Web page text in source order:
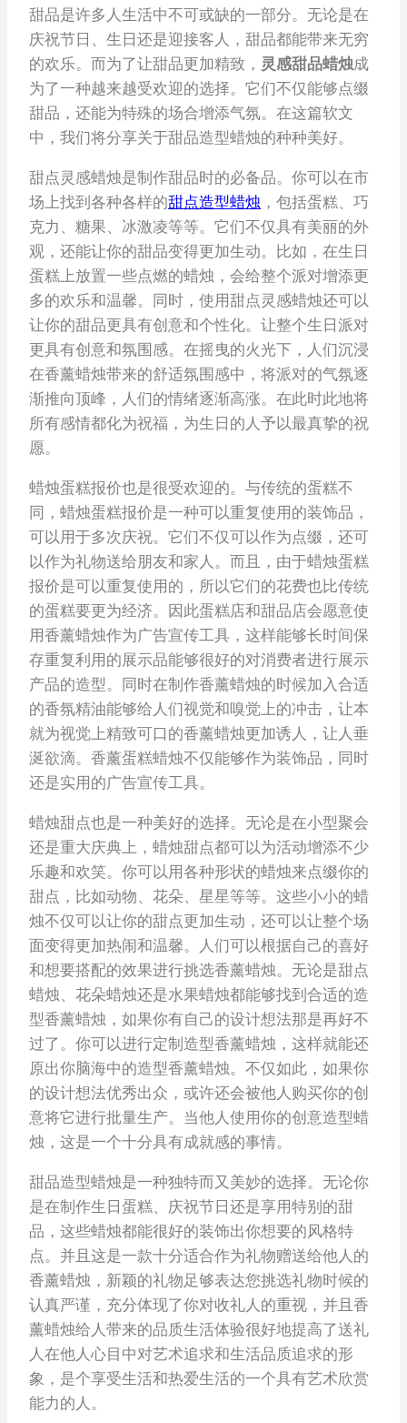
甜品是许多人生活中不可或缺的一部分。无论是在
庆祝节日、生日还是迎接客人，甜品都能带来无穷
的欢乐。而为了让甜品更加精致， 灵感甜品蜡烛成
为了一种越来越受欢迎的选择。它们不仅能够点缀
甜品，还能为特殊的场合增添气氛。在这篇软文
中，我们将分享关于甜品造型蜡烛的种种美好。
甜点灵感蜡烛是制作甜品时的必备品。你可以在市
场上找到各种各样的甜点造型蜡烛 ，包括蛋糕、巧
克力、糖果、冰激凌等等。它们不仅具有美丽的外
观，还能让你的甜品变得更加生动。比如，在生日
蛋糕上放置一些点燃的蜡烛，会给整个派对增添更
多的欢乐和温馨。同时，使用甜点灵感蜡烛还可以
让你的甜品更具有创意和个性化。让整个生日派对
更具有创意和氛围感。在摇曳的火光下，人们沉浸
在香薰蜡烛带来的舒适氛围感中，将派对的气氛逐
渐推向顶峰，人们的情绪逐渐高涨。在此时此地将
所有感情都化为祝福，为生日的人予以最真挚的祝
愿。
蜡烛蛋糕报价也是很受欢迎的。与传统的蛋糕不
同，蜡烛蛋糕报价是一种可以重复使用的装饰品，
可以用于多次庆祝。它们不仅可以作为点缀，还可
以作为礼物送给朋友和家人。而且，由于蜡烛蛋糕
报价是可以重复使用的，所以它们的花费也比传统
的蛋糕要更为经济。因此蛋糕店和甜品店会愿意使
用香薰蜡烛作为广告宣传工具，这样能够长时间保
存重复利用的展示品能够很好的对消费者进行展示
产品的造型。同时在制作香薰蜡烛的时候加入合适
的香氛精油能够给人们视觉和嗅觉上的冲击，让本
就为视觉上精致可口的香薰蜡烛更加诱人，让人垂
涎欲滴。香薰蛋糕蜡烛不仅能够作为装饰品，同时
还是实用的广告宣传工具。
蜡烛甜点也是一种美好的选择。无论是在小型聚会
还是重大庆典上，蜡烛甜点都可以为活动增添不少
乐趣和欢笑。你可以用各种形状的蜡烛来点缀你的
甜点，比如动物、花朵、星星等等。这些小小的蜡
烛不仅可以让你的甜点更加生动，还可以让整个场
面变得更加热闹和温馨。人们可以根据自己的喜好
和想要搭配的效果进行挑选香薰蜡烛。无论是甜点
蜡烛、花朵蜡烛还是水果蜡烛都能够找到合适的造
型香薰蜡烛，如果你有自己的设计想法那是再好不
过了。你可以进行定制造型香薰蜡烛，这样就能还
原出你脑海中的造型香薰蜡烛。不仅如此，如果你
的设计想法优秀出众，或许还会被他人购买你的创
意将它进行批量生产。当他人使用你的创意造型蜡
烛，这是一个十分具有成就感的事情。
甜品造型蜡烛是一种独特而又美妙的选择。无论你
是在制作生日蛋糕、庆祝节日还是享用特别的甜
品，这些蜡烛都能很好的装饰出你想要的风格特
点。并且这是一款十分适合作为礼物赠送给他人的
香薰蜡烛，新颖的礼物足够表达您挑选礼物时候的
认真严谨，充分体现了你对收礼人的重视，并且香
薰蜡烛给人带来的品质生活体验很好地提高了送礼
人在他人心目中对艺术追求和生活品质追求的形
象，是个享受生活和热爱生活的一个具有艺术欣赏
能力的人。